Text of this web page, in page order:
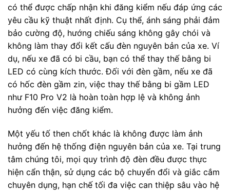
có thể được chấp nhận khi đăng kiểm nếu đáp ứng các
yêu cầu kỹ thuật nhất định. Cụ thể, ánh sáng phải đảm
bảo cường độ, hướng chiếu sáng không gây chói và
không làm thay đổi kết cấu đèn nguyên bản của xe. Ví
dụ, nếu xe đã có bi cầu, bạn có thể thay thế bằng bi
LED có cùng kích thước. Đối với đèn gầm, nếu xe đã
có hốc đèn gầm zin, việc thay thế bằng bi gầm LED
như F10 Pro V2 là hoàn toàn hợp lệ và không ảnh
hưởng đến việc đăng kiểm.
Một yếu tố then chốt khác là không được làm ảnh
hưởng đến hệ thống điện nguyên bản của xe. Tại trung
tâm chúng tôi, mọi quy trình độ đèn đều được thực
hiện cẩn thận, sử dụng các bộ chuyển đổi và giắc cắm
chuyên dụng, hạn chế tối đa việc can thiệp sâu vào hệ